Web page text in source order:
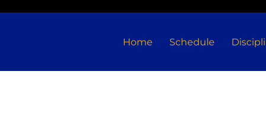
Home Schedule